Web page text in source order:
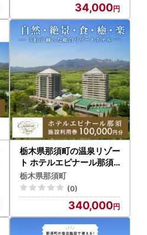
34,000
栃木県那須町の温泉リゾー
ト ホテルエピナール那須
施設利用券 100,000円分
｜宿泊 観光〔P-26〕
栃木県那須町
(0)
340,000